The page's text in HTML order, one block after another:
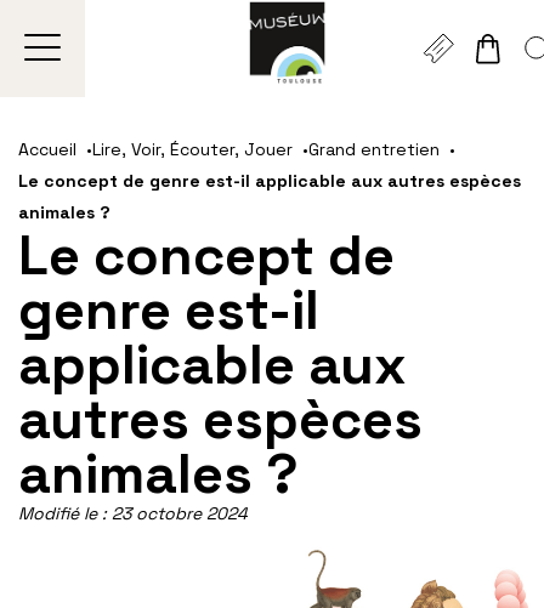
Gestion de vos préférences sur les cookies
contenu
principal
la
navigation
la
recherche
pied
de
du
Accueil Lire, Voir, Écouter, Jouer
Grand entretien
Le concept de genre est-il applicable aux autres espèces
animales ?
Le concept de
genre est-il
applicable aux
autres espèces
animales ?
Modifié le :23 octobre 2024